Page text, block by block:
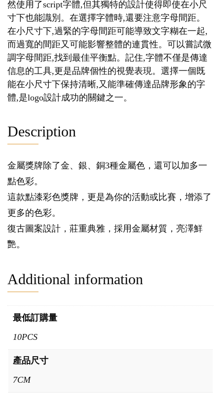
然使用了script字體,但其獨特的設計使得即使在小尺
寸下也能識別。在選擇字體時,還要注意字母間距。
在小尺寸下,過緊的字母間距可能導致文字糊在一起,
而過寬的間距又可能影響整體的連貫性。可以嘗試微
調字母間距,找到最佳平衡點。記住,字體不僅是傳達
信息的工具,更是品牌個性的視覺表現。選擇一個既
能在小尺寸下保持清晰,又能準確傳達品牌形象的字
體,是logo設計成功的關鍵之一。
Description
金屬獎牌除了金、銀、銅3種金屬色，還可以加多一
點色彩。
這款點漆彩色獎牌，更是為你的活動或比賽，增添了
更多的色彩。
復古圖案設計，莊重典雅，採用金屬材質，亮澤鮮
艷。
Additional information
最低訂購量
10PCS
產品尺寸
7CM